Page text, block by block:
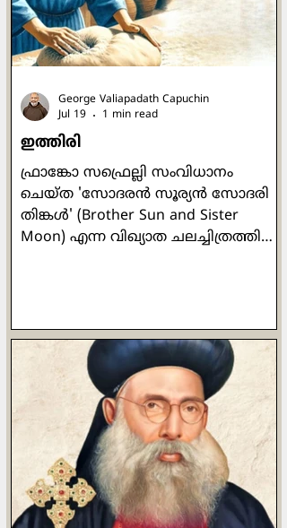
കഴുതപ്പുറത്തേറി യാത്ര
ചെയ്യുന്നവരിലും ക്രിസ്തുവുണ്ട്.
അടികൊണ
ഇത്തിരി
ഫ്രാങ്കോ സഫ്രെല്ലി സംവിധാനം
ചെയ്ത 'സോദരൻ സൂര്യൻ സോദരി
തിങ്കൾ' (Brother Sun and Sister
Moon) എന്ന വിഖ്യാത ചലച്ചിത്രത്തിൽ
സാവധാനത്തിലും ഉറപ്പായും
പണിയുക. ചെറുതുടക്കങ്ങൾ വൻ
ലക്ഷ്യങ്ങൾ: ഹൃദ്യമായ പ്രവൃത്തികൾ
നിർമ്മലമായി വളരുന്നു' എന്നും
മറ്റുമാണ് അതിൻ്റെ ലളിതമായ
വരികൾ. ഏറ്റവും ചുരുങ്ങിയത് രണ്ടു
തവണയെങ്കിലും യേശു പുളിപ്പ് എന്ന
രൂപകം ഉപയോഗിക്കുന്നുണ്ട്. പക്ഷേ
രണ്ടിടത്തും രണ്
George Valiapadath Capuchin
Jul 19
1 min read